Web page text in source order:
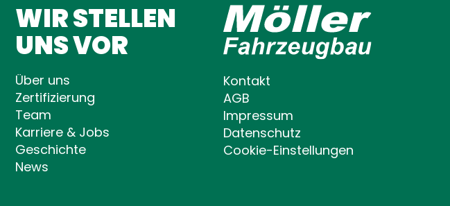
WIR STELLEN
UNS VOR
Über uns
Zertifizierung
Team
Karriere & Jobs
Geschichte
News
Kontakt
AGB
Impressum
Datenschutz
Cookie-Einstellungen